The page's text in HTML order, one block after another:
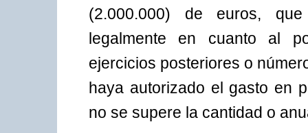
(2.000.000) de euros,
legalmente en cuanto al
ejercicios posteriores o
haya autorizado el gasto en
no se supere la cantidad o